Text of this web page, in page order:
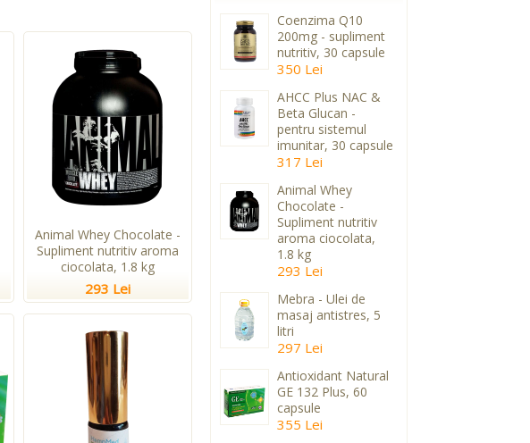
Animal Whey Chocolate -
Supliment nutritiv aroma
ciocolata, 1.8 kg
293 Lei
Coenzima Q10
200mg - supliment
nutritiv, 30 capsule
350 Lei
AHCC Plus NAC &
Beta Glucan -
pentru sistemul
imunitar, 30 capsule
317 Lei
Animal Whey
Chocolate -
Supliment nutritiv
aroma ciocolata,
1.8 kg
293 Lei
Mebra - Ulei de
masaj antistres, 5
litri
297 Lei
Antioxidant Natural
GE 132 Plus, 60
capsule
355 Lei